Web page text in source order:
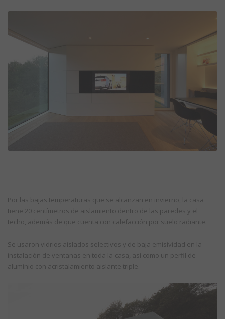
Por las bajas temperaturas que se alcanzan en invierno, la casa
tiene 20 centímetros de aislamiento dentro de las paredes y el
techo, además de que cuenta con calefacción por suelo radiante.
Se usaron vidrios aislados selectivos y de baja emisividad en la
instalación de ventanas en toda la casa, así como un perfil de
aluminio con acristalamiento aislante triple.